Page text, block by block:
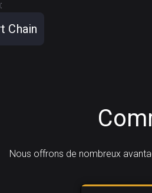
Chain
Nous offrons de nombreux